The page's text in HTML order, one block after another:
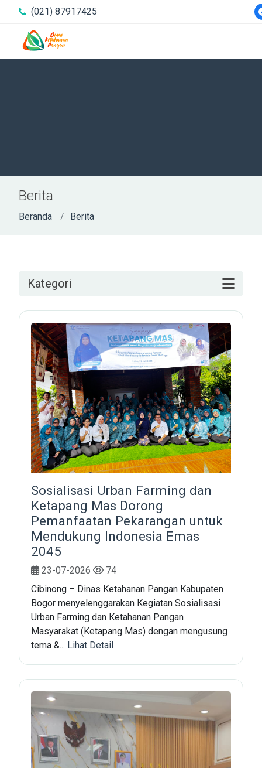
(021) 87917425
Berita
Beranda Berita
Kategori
Sosialisasi Urban Farming dan
Ketapang Mas Dorong
Pemanfaatan Pekarangan untuk
Mendukung Indonesia Emas
2045
23-07-2026
74
Cibinong – Dinas Ketahanan Pangan Kabupaten
Bogor menyelenggarakan Kegiatan Sosialisasi
Urban Farming dan Ketahanan Pangan
Masyarakat (Ketapang Mas) dengan mengusung
tema &... Lihat Detail